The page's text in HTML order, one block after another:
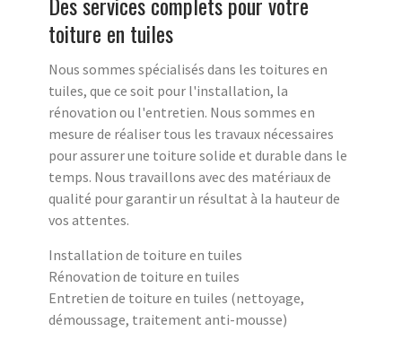
toiture en tuiles
Nous sommes spécialisés dans les toitures en
tuiles, que ce soit pour l'installation, la
rénovation ou l'entretien. Nous sommes en
mesure de réaliser tous les travaux nécessaires
pour assurer une toiture solide et durable dans le
temps. Nous travaillons avec des matériaux de
qualité pour garantir un résultat à la hauteur de
vos attentes.
Installation de toiture en tuiles
Rénovation de toiture en tuiles
Entretien de toiture en tuiles (nettoyage,
démoussage, traitement anti-mousse)